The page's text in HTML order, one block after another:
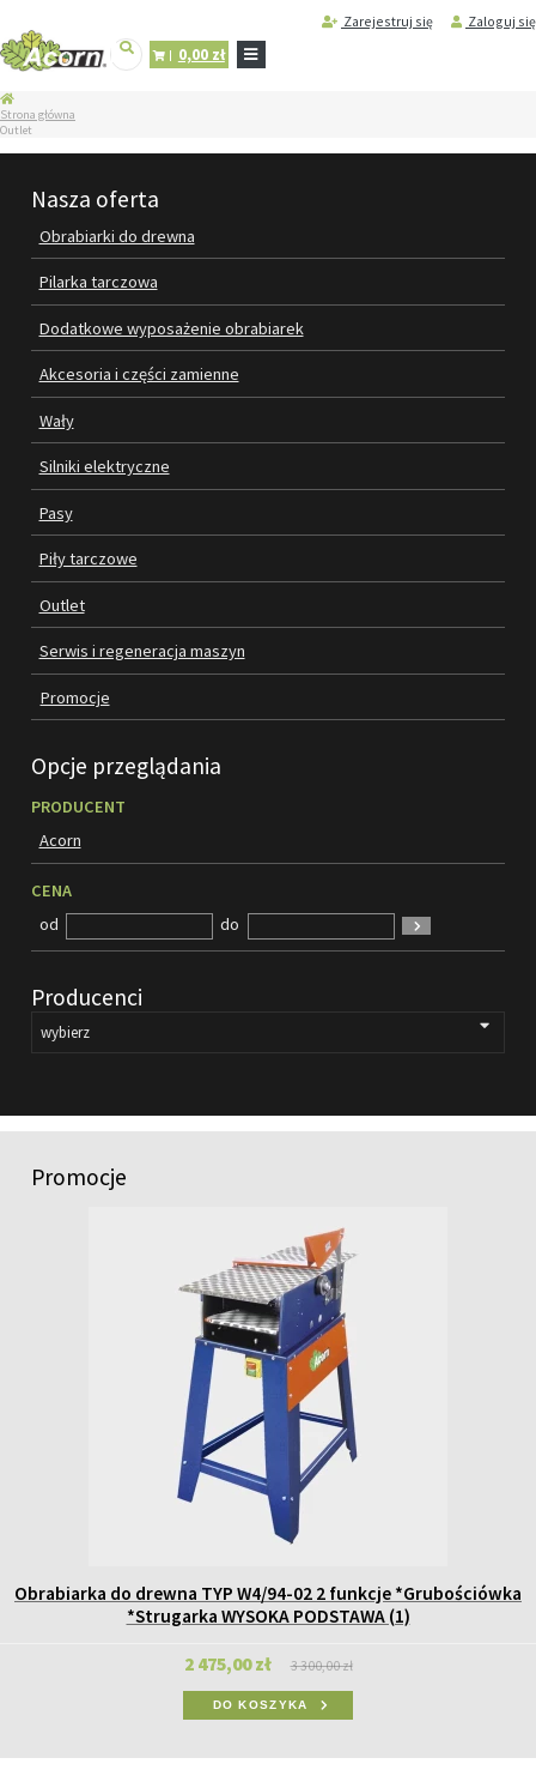
Zarejestruj się Zaloguj się
0,00 zł
STRONA
GŁÓWNA
SERWIS
REGENERACJA
PRODUKTY
OBRABIARKI DO DREWNA
PILARKA TARCZOWA
DODATKOWE WYPOSAŻENIE
OBRABIAREK
AKCESORIA I CZĘŚCI ZAMIENNE
WAŁY
SILNIKI ELEKTRYCZNE
PASY
PIŁY TARCZOWE
OUTLET
SERWIS I REGENERACJA MASZYN
REGULAMIN
KATALOGI
OBRABIARKI DO DREWNA
SILNIKI ELEKTRYCZNE
FILMY
Strona główna
Outlet
Nasza oferta
Obrabiarki do drewna
Pilarka tarczowa
Dodatkowe wyposażenie obrabiarek
Akcesoria i części zamienne
Wały
Silniki elektryczne
Pasy
Piły tarczowe
Outlet
Serwis i regeneracja maszyn
Promocje
Opcje przeglądania
PRODUCENT
Acorn
CENA
od
do
Producenci
Promocje
Obrabiarka do drewna TYP W4/94-02 2 funkcje *Grubościówka
*Strugarka WYSOKA PODSTAWA (1)
2 475,00 zł 3 300,00 zł
DO KOSZYKA